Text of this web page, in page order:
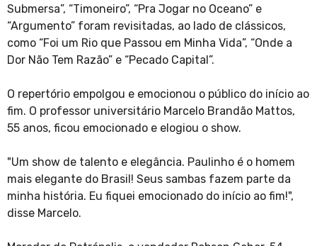
Submersa”, “Timoneiro”, “Pra Jogar no Oceano” e
“Argumento” foram revisitadas, ao lado de clássicos,
como “Foi um Rio que Passou em Minha Vida”, “Onde a
Dor Não Tem Razão” e “Pecado Capital”.
O repertório empolgou e emocionou o público do início ao
fim. O professor universitário Marcelo Brandão Mattos,
55 anos, ficou emocionado e elogiou o show.
"Um show de talento e elegância. Paulinho é o homem
mais elegante do Brasil! Seus sambas fazem parte da
minha história. Eu fiquei emocionado do início ao fim!",
disse Marcelo.